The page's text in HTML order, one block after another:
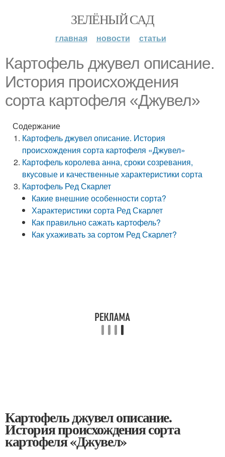
ЗЕЛЁНЫЙ САД
главная новости статьи
Картофель джувел описание.
История происхождения
сорта картофеля «Джувел»
Содержание
Картофель джувел описание. История
происхождения сорта картофеля «Джувел»
Картофель королева анна, сроки созревания,
вкусовые и качественные характеристики сорта
Картофель Ред Скарлет
Какие внешние особенности сорта?
Характеристики сорта Ред Скарлет
Как правильно сажать картофель?
Как ухаживать за сортом Ред Скарлет?
Картофель джувел описание.
История происхождения сорта
картофеля «Джувел»